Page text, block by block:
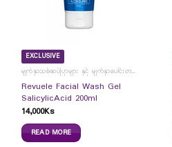
EXCLUSIVE
မျက်နှာသစ်ဆပ်ပြာများ နှင့် မျက်နှာပေါင်းတင်ကပ်ခွာများ
Revuele Facial Wash Gel
SalicylicAcid 200ml
14,000Ks
READ MORE